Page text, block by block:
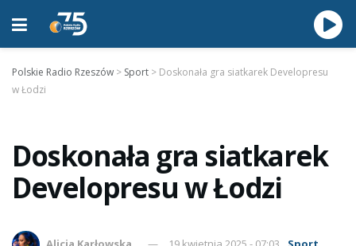
Polskie Radio Rzeszów > Sport > Doskonała gra siatkarek Developresu
w Łodzi
Doskonała gra siatkarek
Developresu w Łodzi